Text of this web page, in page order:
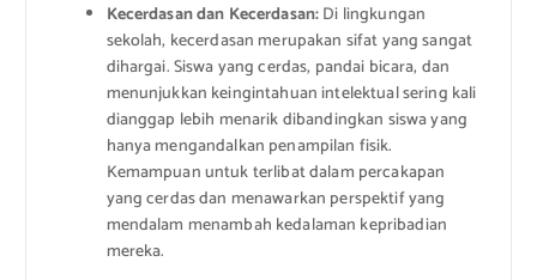
Kecerdasan dan Kecerdasan:Di lingkungan
sekolah, kecerdasan merupakan sifat yang sangat
dihargai. Siswa yang cerdas, pandai bicara, dan
menunjukkan keingintahuan intelektual sering kali
dianggap lebih menarik dibandingkan siswa yang
hanya mengandalkan penampilan fisik.
Kemampuan untuk terlibat dalam percakapan
yang cerdas dan menawarkan perspektif yang
mendalam menambah kedalaman kepribadian
mereka.